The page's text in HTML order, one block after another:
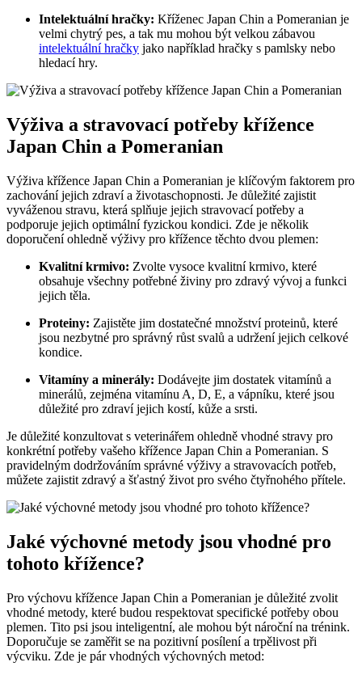
Intelektuální hračky: Kříženec Japan Chin ⁢a Pomeranian je
velmi chytrý pes, a tak mu mohou být velkou zábavou ​
intelektuální hračky jako například⁤ hračky s pamlsky nebo
‍hledací hry.
Výživa a stravovací potřeby ⁤křížence
Japan Chin a Pomeranian
Výživa křížence Japan Chin a Pomeranian je ​klíčovým faktorem pro
zachování jejich zdraví a životaschopnosti. Je důležité ‌zajistit
vyváženou stravu, která⁤ splňuje jejich stravovací ‌potřeby a
⁢podporuje jejich ‍optimální fyzickou kondici. Zde je několik‍
doporučení⁢ ohledně výživy pro křížence těchto​ dvou plemen:
Kvalitní krmivo: Zvolte vysoce kvalitní krmivo, které
obsahuje⁣ všechny potřebné živiny pro ‍zdravý⁣ vývoj a​ funkci
jejich‌ těla.
Proteiny: Zajistěte jim dostatečné⁤ množství‌ proteinů, které ​
jsou nezbytné ⁢pro ‍správný růst svalů ‍a udržení jejich‌ celkové
kondice.
Vitamíny⁣ a minerály: Dodávejte jim dostatek vitamínů a
minerálů, zejména vitamínu⁤ A,‌ D, E,⁢ a vápníku,⁣ které jsou
⁣důležité pro ‌zdraví jejich kostí, kůže a ‌srsti.
Je důležité konzultovat s veterinářem ohledně​ vhodné stravy pro
konkrétní potřeby vašeho křížence Japan Chin a Pomeranian. S
pravidelným ⁢dodržováním správné výživy a ⁣stravovacích⁤ potřeb,
‍můžete zajistit zdravý ⁣a ⁢šťastný život pro svého čtyřnohého přítele.
Jaké výchovné metody ​jsou vhodné pro
tohoto křížence?
Pro výchovu křížence Japan Chin ⁢a ‌Pomeranian ‌je důležité zvolit
vhodné metody, které budou respektovat specifické potřeby ⁢obou
plemen. Tito psi jsou inteligentní, ale mohou být ⁣nároční na trénink.
Doporučuje se zaměřit se na pozitivní posílení a trpělivost při
výcviku. Zde je‌ pár ‍vhodných výchovných metod: